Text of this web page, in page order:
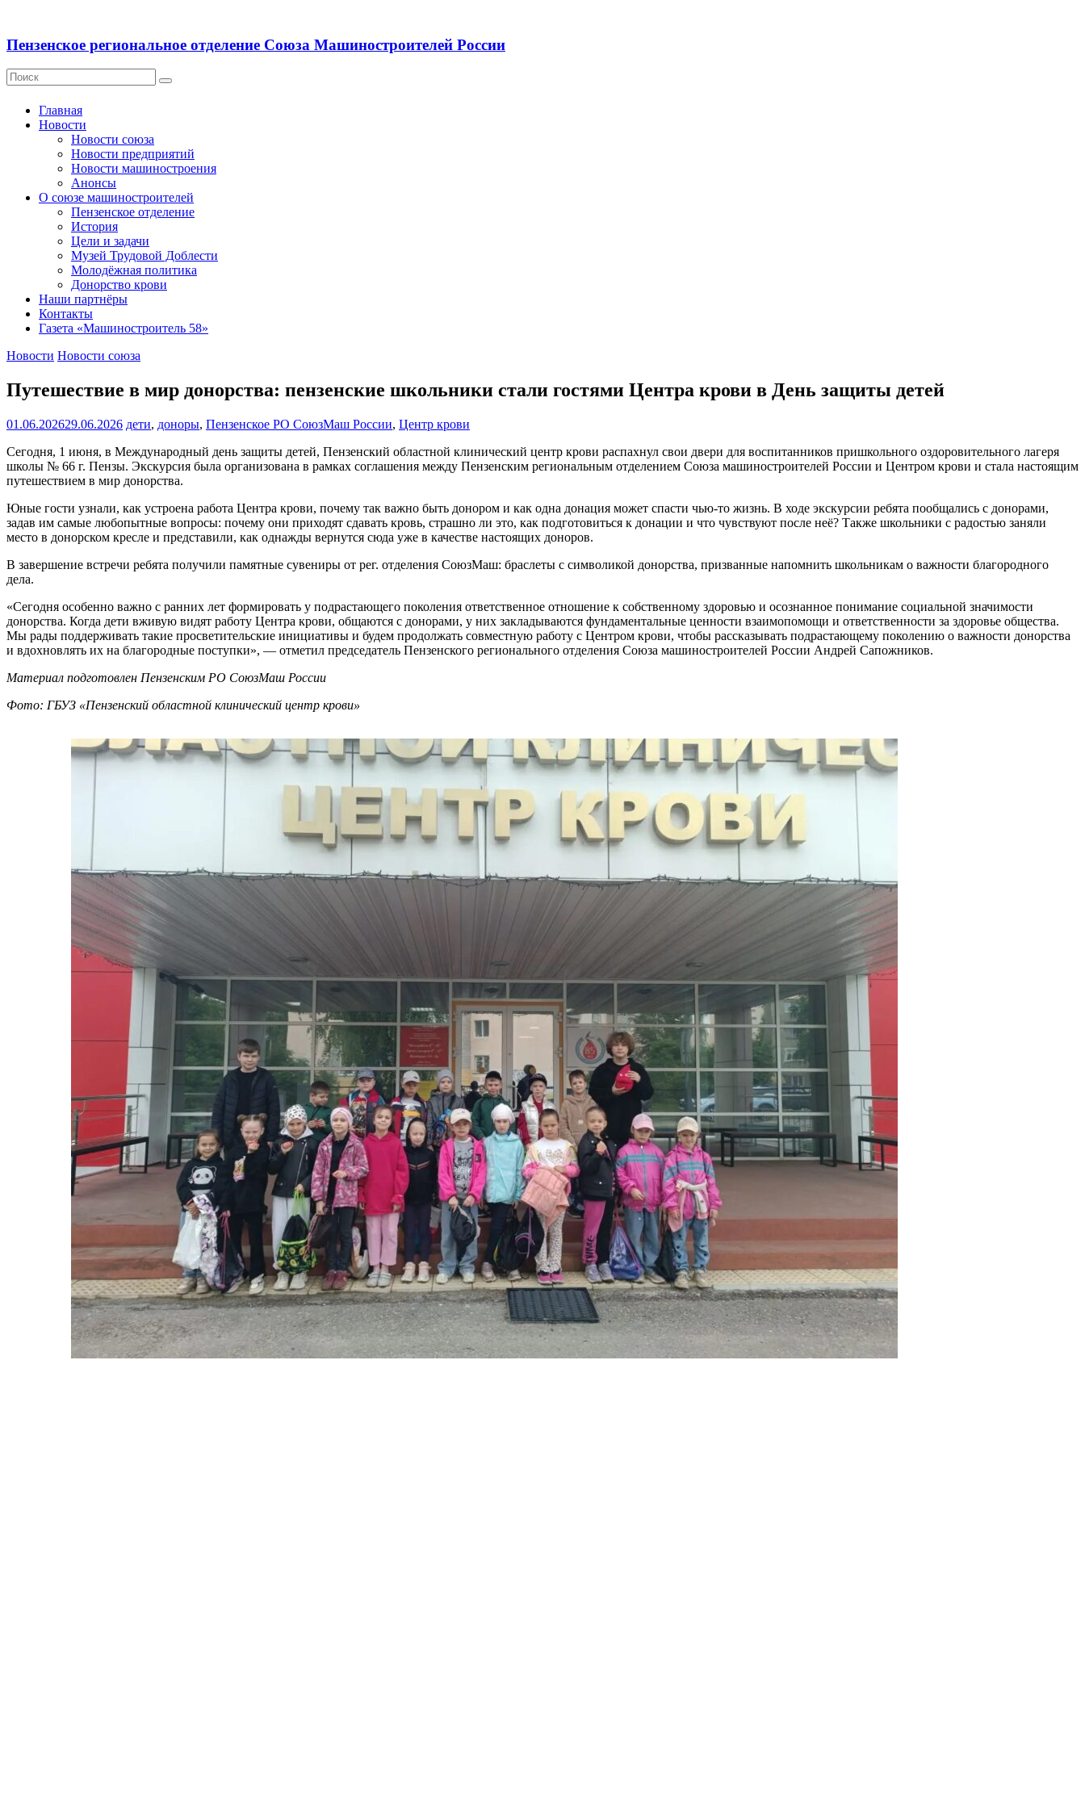
Пензенское региональное отделение Союза Машиностроителей России
Главная
Новости
Новости союза
Новости предприятий
Новости машиностроения
Анонсы
О союзе машиностроителей
Пензенское отделение
История
Цели и задачи
Музей Трудовой Доблести
Молодёжная политика
Донорство крови
Наши партнёры
Контакты
Газета «Машиностроитель 58»
Новости Новости союза
Путешествие в мир донорства: пензенские школьники стали гостями Центра крови в День защиты детей
01.06.202629.06.2026 дети, доноры, Пензенское РО СоюзМаш России, Центр крови
Сегодня, 1 июня, в Международный день защиты детей, Пензенский областной клинический центр крови распахнул свои двери для воспитанников пришкольного оздоровительного лагеря
школы № 66 г. Пензы. Экскурсия была организована в рамках соглашения между Пензенским региональным отделением Союза машиностроителей России и Центром крови и стала настоящим
путешествием в мир донорства.
Юные гости узнали, как устроена работа Центра крови, почему так важно быть донором и как одна донация может спасти чью‑то жизнь. В ходе экскурсии ребята пообщались с донорами,
задав им самые любопытные вопросы: почему они приходят сдавать кровь, страшно ли это, как подготовиться к донации и что чувствуют после неё? Также школьники с радостью заняли
место в донорском кресле и представили, как однажды вернутся сюда уже в качестве настоящих доноров.
В завершение встречи ребята получили памятные сувениры от рег. отделения СоюзМаш: браслеты с символикой донорства, призванные напомнить школьникам о важности благородного
дела.
«Сегодня особенно важно с ранних лет формировать у подрастающего поколения ответственное отношение к собственному здоровью и осознанное понимание социальной значимости
донорства. Когда дети вживую видят работу Центра крови, общаются с донорами, у них закладываются фундаментальные ценности взаимопомощи и ответственности за здоровье общества.
Мы рады поддерживать такие просветительские инициативы и будем продолжать совместную работу с Центром крови, чтобы рассказывать подрастающему поколению о важности донорства
и вдохновлять их на благородные поступки», — отметил председатель Пензенского регионального отделения Союза машиностроителей России Андрей Сапожников.
Материал подготовлен Пензенским РО СоюзМаш России
Фото: ГБУЗ «Пензенский областной клинический центр крови»